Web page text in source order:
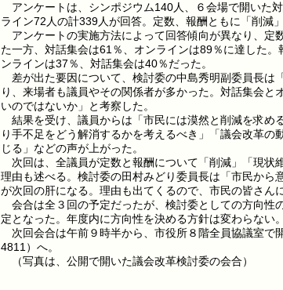
アンケートは、シンポジウム140人、６会場で開いた
ライン72人の計339人が回答。定数、報酬ともに「削減
アンケートの実施方法によって回答傾向が異なり、定
た一方、対話集会は61％、オンラインは89％に達した
ンラインは37％、対話集会は40％だった。
差が出た要因について、検討委の中島秀明副委員長は
り、来場者も議員やその関係者が多かった。対話集会
いのではないか」と考察した。
結果を受け、議員からは「市民には漠然と削減を求め
り手不足をどう解消するかを考えるべき」「議会改革
じる」などの声が上がった。
次回は、全議員が定数と報酬について「削減」「現状
理由も述べる。検討委の田村みどり委員長は「市民か
が次回の肝になる。理由も出てくるので、市民の皆さん
会合は全３回の予定だったが、検討委としての方向性
定となった。年度内に方向性を決める方針は変わらない。
次回会合は午前９時半から、市役所８階全員協議室で
4811）へ。
（写真は、公開で開いた議会改革検討委の会合）